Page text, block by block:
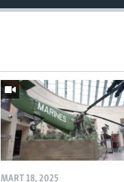
MART 18, 2025